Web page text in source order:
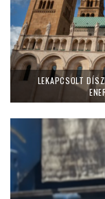
LEKAPCSOLT